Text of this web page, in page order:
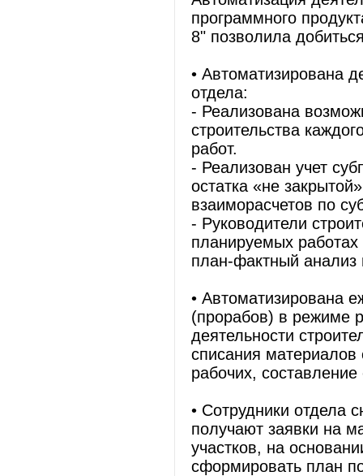
программного
8" позволила
• Автоматизирована
отдела:
- Реализована
строительства
работ.
- Реализован учет
остатка «не
взаиморасчетов по
- Руководители
планируемых работах
план-фактный анализ
• Автоматизирована
(прорабов) в режиме
деятельности
списания
рабочих,
• Сотрудники отдела
получают заявки на
участков, на
сформировать план